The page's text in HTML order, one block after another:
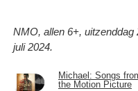
NMO, allen 6+, uitzenddag
juli 2024.
Michael: Songs
the Motion Picture